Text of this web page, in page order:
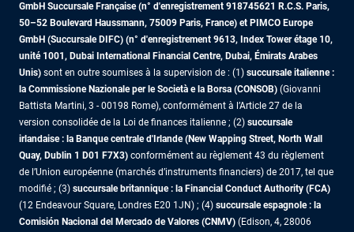
GmbH Succursale Française (n° d'enregistrement 918745621 R.C.S. Paris,
50–52 Boulevard Haussmann, 75009 Paris, France) et PIMCO Europe
GmbH (Succursale DIFC) (n° d'enregistrement 9613, Index Tower étage 10,
unité 1001, Dubai International Financial Centre, Dubai, Émirats Arabes
Unis) sont en outre soumises à la supervision de : (1) succursale italienne :
la Commissione Nazionale per le Società e la Borsa (CONSOB) (Giovanni
Battista Martini, 3 - 00198 Rome), conformément à l’Article 27 de la
version consolidée de la Loi de finances italienne ; (2) succursale
irlandaise : la Banque centrale d'Irlande (New Wapping Street, North Wall
Quay, Dublin 1 D01 F7X3) conformément au règlement 43 du règlement
de l’Union européenne (marchés d’instruments financiers) de 2017, tel que
modifié ; (3) succursale britannique : la Financial Conduct Authority (FCA)
(12 Endeavour Square, Londres E20 1JN) ; (4) succursale espagnole : la
Comisión Nacional del Mercado de Valores (CNMV) (Edison, 4, 28006